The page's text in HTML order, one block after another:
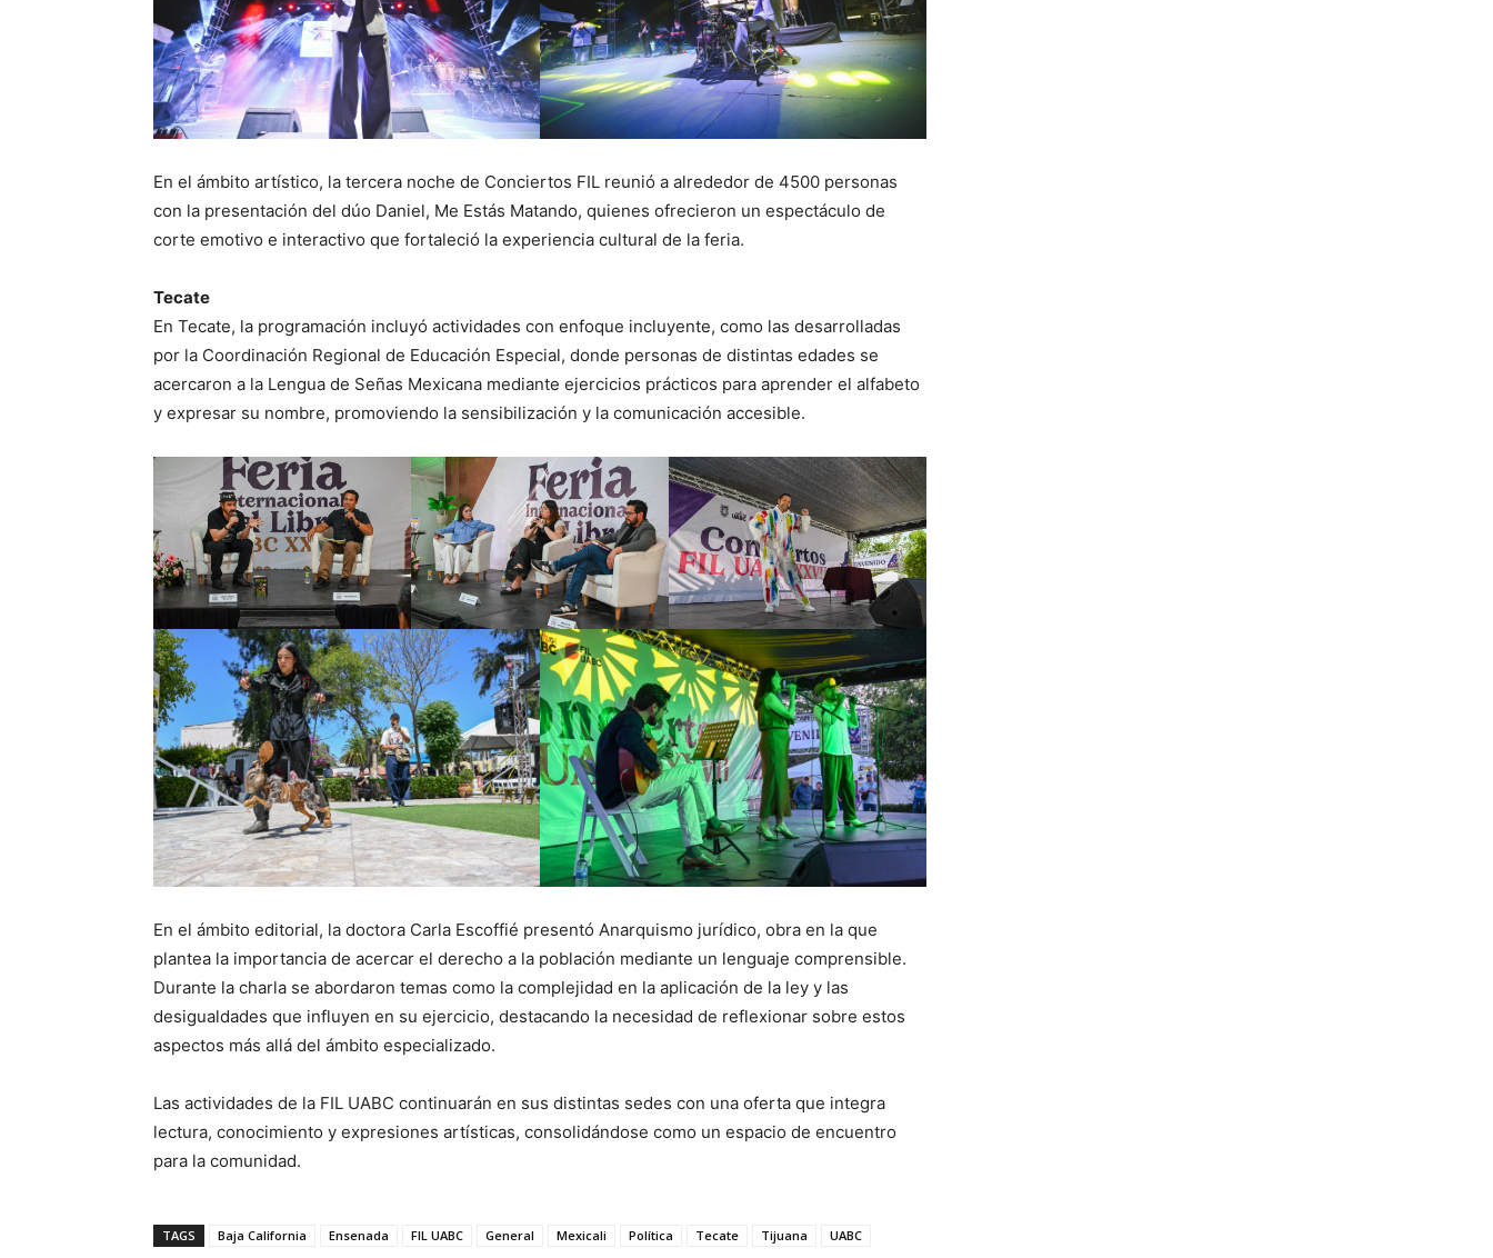
En el ámbito artístico, la tercera noche de Conciertos FIL reunió a alrededor de 4500 personas
con la presentación del dúo Daniel, Me Estás Matando, quienes ofrecieron un espectáculo de
corte emotivo e interactivo que fortaleció la experiencia cultural de la feria.
Tecate
En Tecate, la programación incluyó actividades con enfoque incluyente, como las desarrolladas
por la Coordinación Regional de Educación Especial, donde personas de distintas edades se
acercaron a la Lengua de Señas Mexicana mediante ejercicios prácticos para aprender el alfabeto
y expresar su nombre, promoviendo la sensibilización y la comunicación accesible.
En el ámbito editorial, la doctora Carla Escoffié presentó Anarquismo jurídico, obra en la que
plantea la importancia de acercar el derecho a la población mediante un lenguaje comprensible.
Durante la charla se abordaron temas como la complejidad en la aplicación de la ley y las
desigualdades que influyen en su ejercicio, destacando la necesidad de reflexionar sobre estos
aspectos más allá del ámbito especializado.
Las actividades de la FIL UABC continuarán en sus distintas sedes con una oferta que integra
lectura, conocimiento y expresiones artísticas, consolidándose como un espacio de encuentro
para la comunidad.
TAGS Baja California Ensenada FIL UABC General Mexicali Política Tecate Tijuana UABC